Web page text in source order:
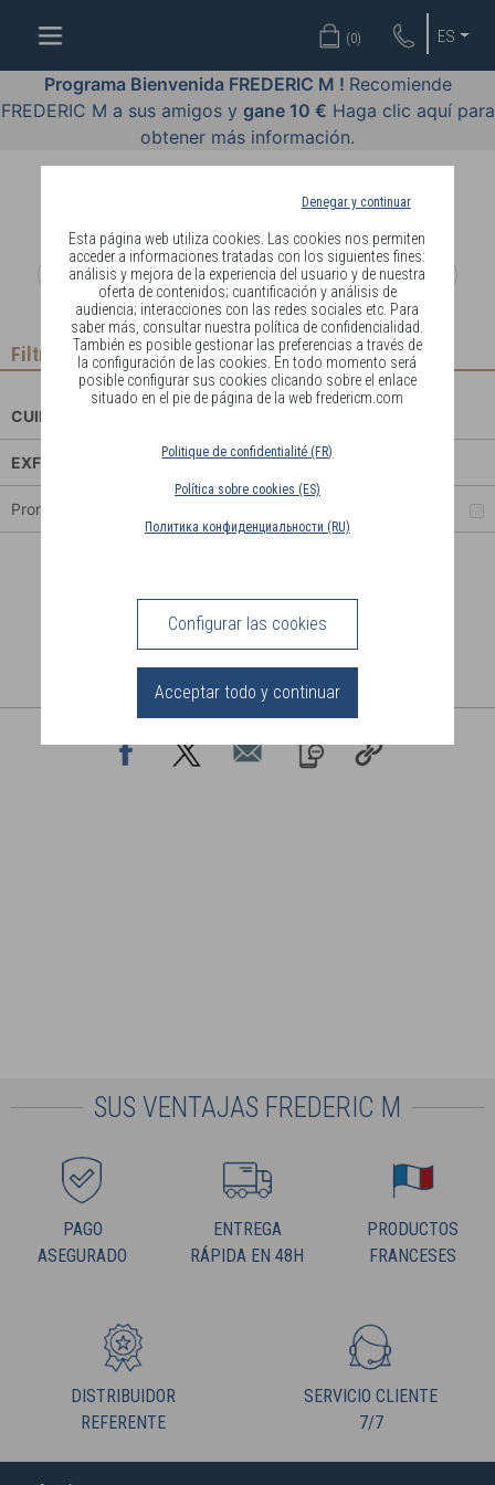
Denegar y continuar
Esta página web utiliza cookies. Las cookies nos permiten
acceder a informaciones tratadas con los siguientes fines:
análisis y mejora de la experiencia del usuario y de nuestra
oferta de contenidos; cuantificación y análisis de
audiencia; interacciones con las redes sociales etc. Para
saber más, consultar nuestra política de confidencialidad.
También es posible gestionar las preferencias a través de
la configuración de las cookies. En todo momento será
posible configurar sus cookies clicando sobre el enlace
situado en el pie de página de la web fredericm.com
Politique de confidentialité (FR)
Política sobre cookies (ES)
Политика конфиденциальности (RU)
Configurar las cookies
Acceptar todo y continuar
ES
(0)
Programa Bienvenida FREDERIC M ! Recomiende
FREDERIC M a sus amigos y gane 10 € Haga clic aquí para
obtener más información.
BIENESTAR
BY
BODY
LANGUAGE
JOYERÍA
REBAJAS
INSCRIPCIÓN
PAÍS
DE
ENTREGA
(FR)
Filtrar
CUIDADOS
EXFOLIANTES
Promociones
COMPARTIR ESTA PÁGINA
SUS VENTAJAS FREDERIC M
PAGO
ASEGURADO
ENTREGA
RÁPIDA EN 48H
PRODUCTOS
FRANCESES
DISTRIBUIDOR
REFERENTE
SERVICIO CLIENTE
7/7